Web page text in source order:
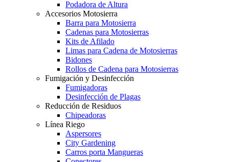
Podadora de Altura
Accesorios Motosierra
Barra para Motosierra
Cadenas para Motosierras
Kits de Afilado
Limas para Cadena de Motosierras
Bidones
Rollos de Cadena para Motosierras
Fumigación y Desinfección
Fumigadoras
Desinfección de Plagas
Reducción de Residuos
Chipeadoras
Línea Riego
Aspersores
City Gardening
Carros porta Mangueras